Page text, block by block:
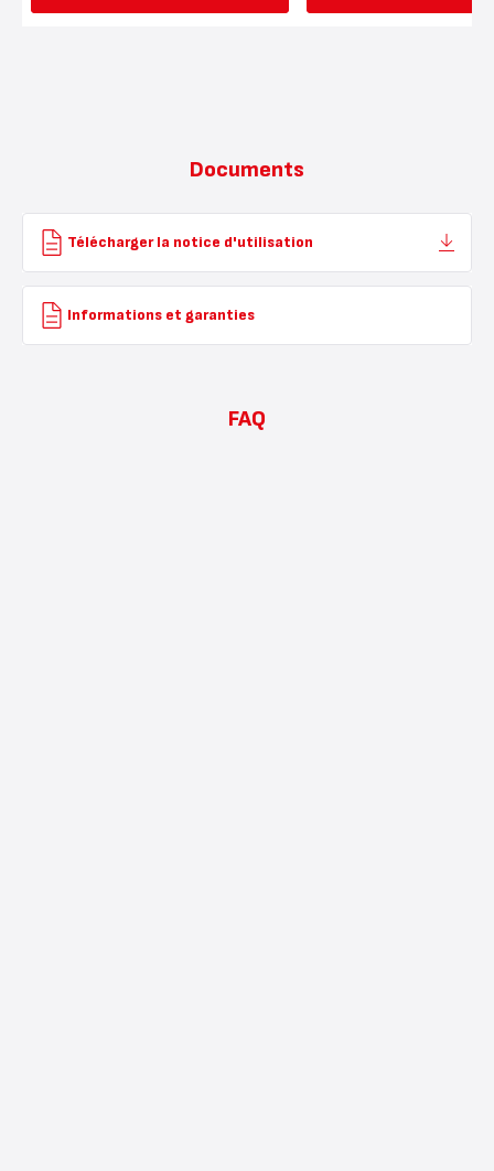
Documents
Télécharger la notice d'utilisation
Informations et garanties
FAQ